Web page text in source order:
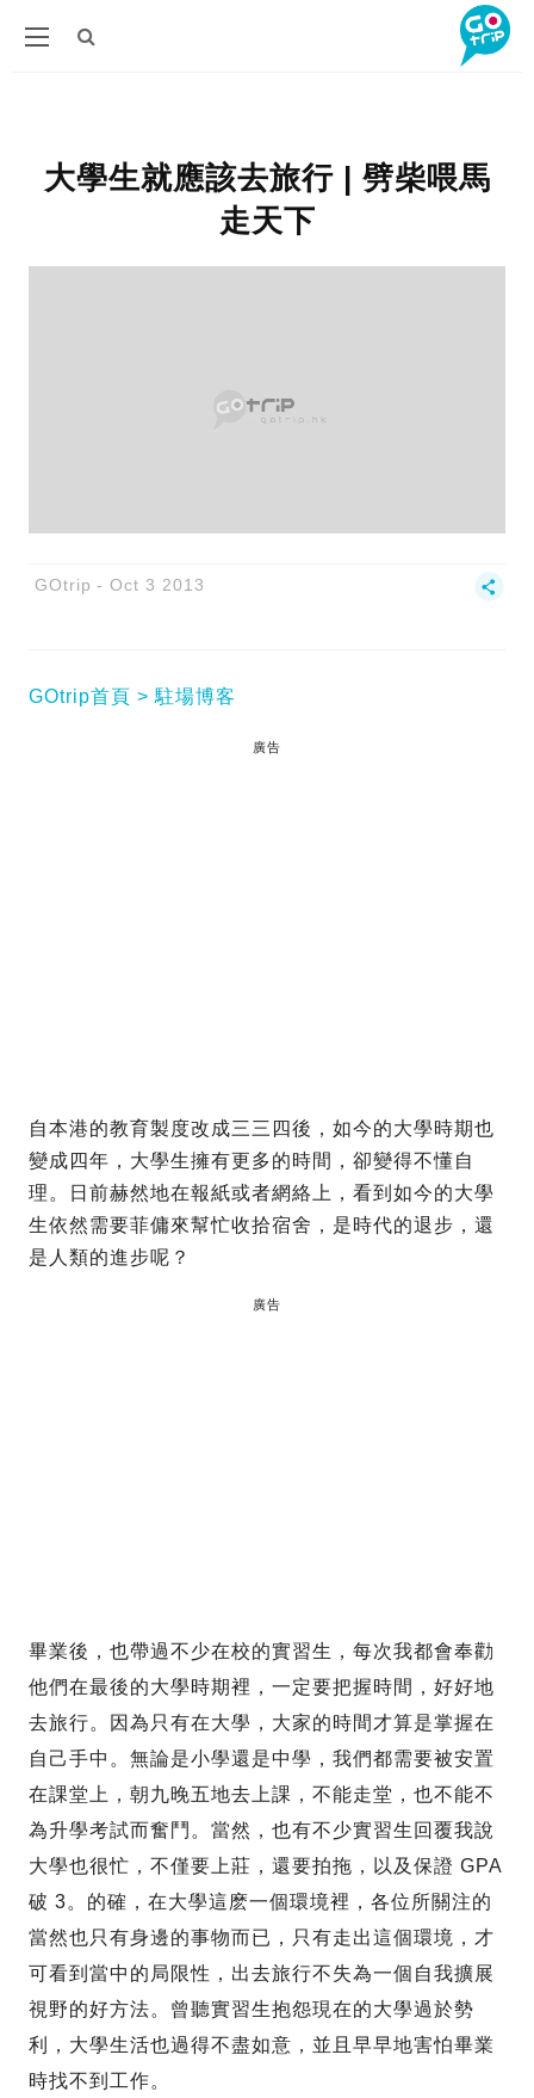
大學生就應該去旅行 | 劈柴喂馬
走天下
GOtrip Oct 3 2013
GOtrip首頁 駐場博客
廣告
自本港的教育製度改成三三四後，如今的大學時期也
變成四年，大學生擁有更多的時間，卻變得不懂自
理。日前赫然地在報紙或者網絡上，看到如今的大學
生依然需要菲傭來幫忙收拾宿舍，是時代的退步，還
是人類的進步呢？
廣告
畢業後，也帶過不少在校的實習生，每次我都會奉勸
他們在最後的大學時期裡，一定要把握時間，好好地
去旅行。因為只有在大學，大家的時間才算是掌握在
自己手中。無論是小學還是中學，我們都需要被安置
在課堂上，朝九晚五地去上課，不能走堂，也不能不
為升學考試而奮鬥。當然，也有不少實習生回覆我說
大學也很忙，不僅要上莊，還要拍拖，以及保證 GPA
破 3。的確，在大學這麽一個環境裡，各位所關注的
當然也只有身邊的事物而已，只有走出這個環境，才
可看到當中的局限性，出去旅行不失為一個自我擴展
視野的好方法。曾聽實習生抱怨現在的大學過於勢
利，大學生活也過得不盡如意，並且早早地害怕畢業
時找不到工作。